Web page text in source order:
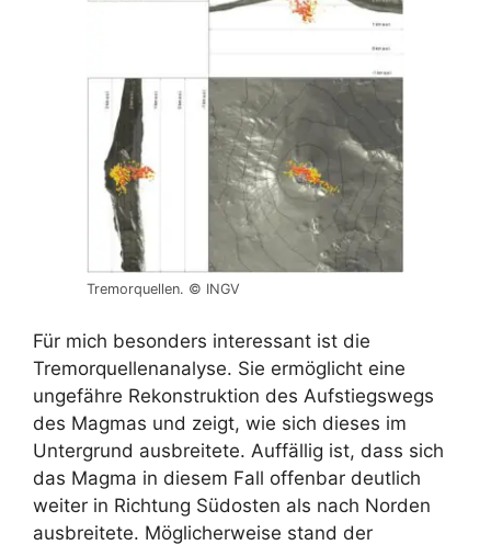
Tremorquellen. © INGV
Für mich besonders interessant ist die
Tremorquellenanalyse. Sie ermöglicht eine
ungefähre Rekonstruktion des Aufstiegswegs
des Magmas und zeigt, wie sich dieses im
Untergrund ausbreitete. Auffällig ist, dass sich
das Magma in diesem Fall offenbar deutlich
weiter in Richtung Südosten als nach Norden
ausbreitete. Möglicherweise stand der